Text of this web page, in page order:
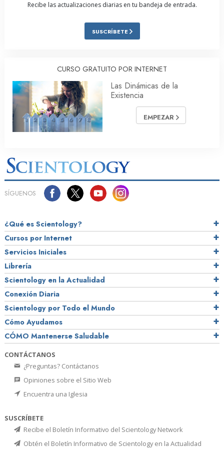
Recibe las actualizaciones diarias en tu bandeja de entrada.
SUSCRÍBETE
CURSO GRATUITO POR INTERNET
Las Dinámicas de la
Existencia
EMPEZAR
SÍGUENOS
¿Qué es Scientology?
Cursos por Internet
Servicios Iniciales
Librería
Scientology en la Actualidad
Conexión Diaria
Scientology por Todo el Mundo
Cómo Ayudamos
CÓMO Mantenerse Saludable
CONTÁCTANOS
¿Preguntas? Contáctanos
Opiniones sobre el Sitio Web
Encuentra una Iglesia
SUSCRÍBETE
Recibe el Boletín Informativo del Scientology Network
Obtén el Boletín Informativo de Scientology en la Actualidad